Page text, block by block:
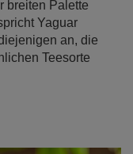
breiten Palette
Yaguar
an, die
Teesorte